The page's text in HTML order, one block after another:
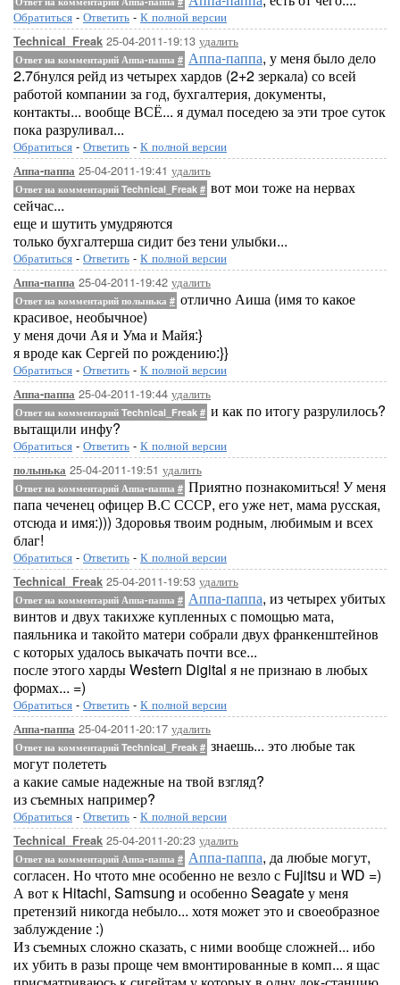
Обратиться - Ответить - К полной версии
Technical_Freak 25-04-2011-19:13 удалить
Ответ на комментарий Аппа-паппа # Аппа-паппа, у меня было дело
2.7бнулся рейд из четырех хардов (2+2 зеркала) со всей
работой компании за год, бухгалтерия, документы,
контакты... вообще ВСЁ... я думал поседею за эти трое суток
пока разруливал...
Обратиться - Ответить - К полной версии
Аппа-паппа 25-04-2011-19:41 удалить
Ответ на комментарий Technical_Freak # вот мои тоже на нервах
сейчас...
еще и шутить умудряются
только бухгалтерша сидит без тени улыбки...
Обратиться - Ответить - К полной версии
Аппа-паппа 25-04-2011-19:42 удалить
Ответ на комментарий полынька # отлично Аиша (имя то какое
красивое, необычное)
у меня дочи Ая и Ума и Майя:}
я вроде как Сергей по рождению:}}
Обратиться - Ответить - К полной версии
Аппа-паппа 25-04-2011-19:44 удалить
Ответ на комментарий Technical_Freak # и как по итогу разрулилось?
вытащили инфу?
Обратиться - Ответить - К полной версии
полынька 25-04-2011-19:51 удалить
Ответ на комментарий Аппа-паппа # Приятно познакомиться! У меня
папа чеченец офицер В.С СССР, его уже нет, мама русская,
отсюда и имя:))) Здоровья твоим родным, любимым и всех
благ!
Обратиться - Ответить - К полной версии
Technical_Freak 25-04-2011-19:53 удалить
Ответ на комментарий Аппа-паппа # Аппа-паппа, из четырех убитых
винтов и двух такихже купленных с помощью мата,
паяльника и такойто матери собрали двух франкенштейнов
с которых удалось выкачать почти все...
после этого харды Western Digital я не признаю в любых
формах... =)
Обратиться - Ответить - К полной версии
Аппа-паппа 25-04-2011-20:17 удалить
Ответ на комментарий Technical_Freak # знаешь... это любые так
могут полететь
а какие самые надежные на твой взгляд?
из съемных например?
Обратиться - Ответить - К полной версии
Technical_Freak 25-04-2011-20:23 удалить
Ответ на комментарий Аппа-паппа # Аппа-паппа, да любые могут,
согласен. Но чтото мне особенно не везло с Fujitsu и WD =)
А вот к Hitachi, Samsung и особенно Seagate у меня
претензий никогда небыло... хотя может это и своеобразное
заблуждение :)
Из съемных сложно сказать, с ними вообще сложней... ибо
их убить в разы проще чем вмонтированные в комп... я щас